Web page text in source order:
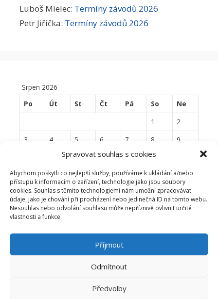
Spravovat souhlas s cookies
Abychom poskytli co nejlepší služby, používáme k ukládání a/nebo
přístupu k informacím o zařízení, technologie jako jsou soubory
cookies. Souhlas s těmito technologiemi nám umožní zpracovávat
údaje, jako je chování při procházení nebo jedinečná ID na tomto webu.
Nesouhlas nebo odvolání souhlasu může nepříznivě ovlivnit určité
vlastnosti a funkce.
Příjmout
Odmítnout
Předvolby
Luboš Mielec: Termíny závodů 2026
Petr Jiřička: Termíny závodů 2026
Srpen 2026
Po
Út St Čt Pá So
Ne
1
2
3
4 5 6 7 8
9
12 13 14 15
17
18 19 20 21 22
23
24
25 26 27 28 29
30
31
« Čvn
Česká windsurfingová asociace | www.cwa.cz |